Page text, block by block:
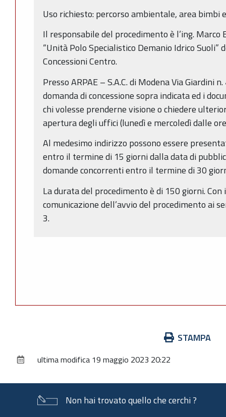
Uso richiesto: percorso ambientale, area bimbi
Il responsabile del procedimento è l’ing.
“Unità Polo Specialistico Demanio Idrico Suoli”
Concessioni Centro.
Presso ARPAE – S.A.C. di Modena Via Giardini
domanda di concessione sopra indicata ed i
chi volesse prenderne visione o chiedere
apertura degli uffici (lunedì e mercoledì dalle
Al medesimo indirizzo possono essere
entro il termine di 15 giorni dalla data di
domande concorrenti entro il termine di 30
La durata del procedimento è di 150 giorni.
comunicazione dell’avvio del procedimento ai
3.
documento
STAMPA
ultima modifica 19 maggio 2023 20:22
Non hai trovato quello che cerchi ?